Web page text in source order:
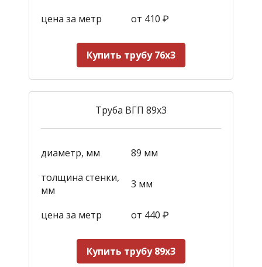
цена за метр
от 410 ₽
Купить трубу 76х3
Труба ВГП 89х3
диаметр, мм
89 мм
толщина стенки,
мм
3 мм
цена за метр от 440 ₽
Купить трубу 89х3